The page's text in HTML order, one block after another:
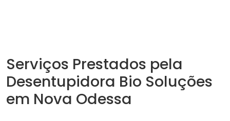
Serviços Prestados pela
Desentupidora Bio Soluções
em Nova Odessa